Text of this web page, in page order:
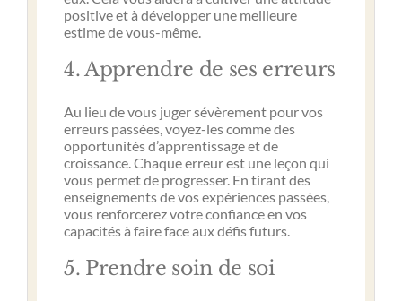
positive et à développer une meilleure
estime de vous-même.
4. Apprendre de ses erreurs
Au lieu de vous juger sévèrement pour vos
erreurs passées, voyez-les comme des
opportunités d’apprentissage et de
croissance. Chaque erreur est une leçon qui
vous permet de progresser. En tirant des
enseignements de vos expériences passées,
vous renforcerez votre confiance en vos
capacités à faire face aux défis futurs.
5. Prendre soin de soi